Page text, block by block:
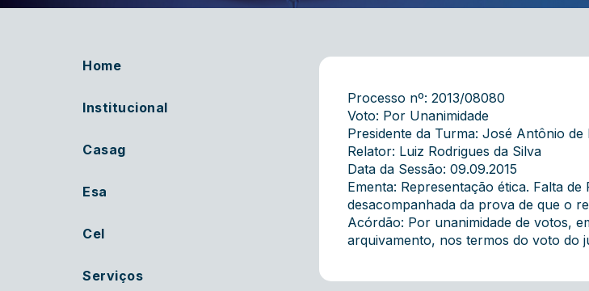
Home
Institucional
Casag
Esa
Cel
Serviços
Processo nº: 2013/08080
Voto: Por Unanimidade
Presidente da Turma: José Antônio
Relator: Luiz Rodrigues da Silva
Data da Sessão: 09.09.2015
Ementa: Representação ética. Falta
desacompanhada da prova de que o
Acórdão: Por unanimidade de votos,
arquivamento, nos termos do voto do